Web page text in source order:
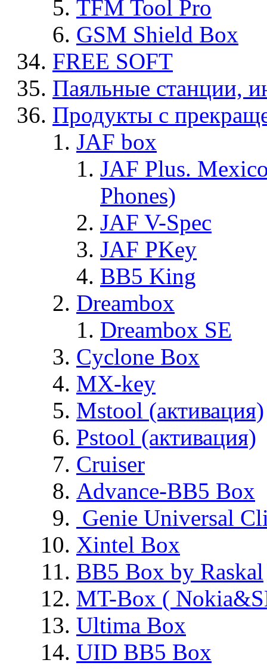
TFM Tool Pro
GSM Shield Box
FREE SOFT
Паяльные станции,
Продукты с
JAF box
JAF Plus.
Phones)
JAF V-Spec
JAF PKey
BB5 King
Dreambox
Dreambox SE
Cyclone Box
MX-key
Mstool (активация)
Pstool (активация)
Cruiser
Advance-BB5 Box
Genie Universal
Xintel Box
BB5 Box by Raskal
MT-Box (
Ultima Box
UID BB5 Box